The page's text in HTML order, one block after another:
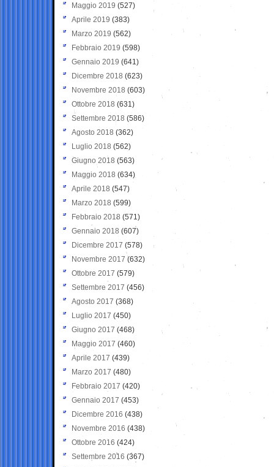
Maggio 2019 (527)
Aprile 2019 (383)
Marzo 2019 (562)
Febbraio 2019 (598)
Gennaio 2019 (641)
Dicembre 2018 (623)
Novembre 2018 (603)
Ottobre 2018 (631)
Settembre 2018 (586)
Agosto 2018 (362)
Luglio 2018 (562)
Giugno 2018 (563)
Maggio 2018 (634)
Aprile 2018 (547)
Marzo 2018 (599)
Febbraio 2018 (571)
Gennaio 2018 (607)
Dicembre 2017 (578)
Novembre 2017 (632)
Ottobre 2017 (579)
Settembre 2017 (456)
Agosto 2017 (368)
Luglio 2017 (450)
Giugno 2017 (468)
Maggio 2017 (460)
Aprile 2017 (439)
Marzo 2017 (480)
Febbraio 2017 (420)
Gennaio 2017 (453)
Dicembre 2016 (438)
Novembre 2016 (438)
Ottobre 2016 (424)
Settembre 2016 (367)